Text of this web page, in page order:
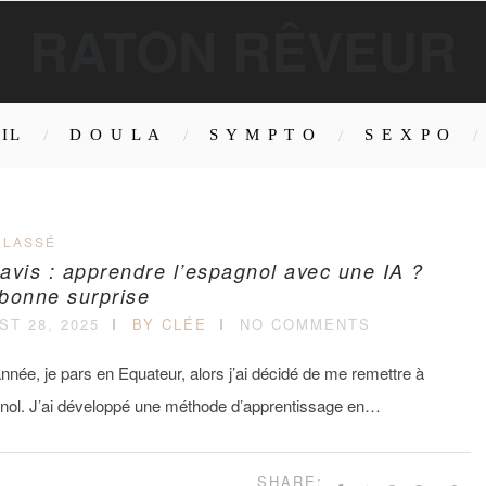
D O U L A S Y M P T O S E X P O
: apprendre l’espagnol avec une IA ?
surprise
28, 2025 BY CLÉE NO COMMENTS
je pars en Equateur, alors j’ai décidé de me remettre à
J’ai développé une méthode d’apprentissage en…
SHARE: